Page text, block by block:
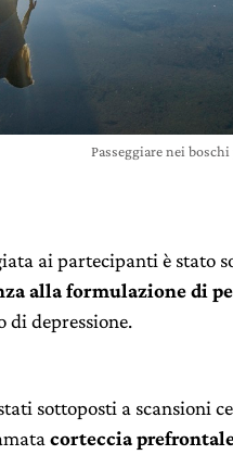
Passeggiare nei
ai partecipanti è stato
alla formulazione di
di depressione.
sottoposti a scansioni
corteccia